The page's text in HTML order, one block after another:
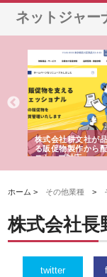
ネットジャー
株式会社耕文社が
る販促物製作から
ストップ対応
ホーム > その他業種 >
株式会社
twitter